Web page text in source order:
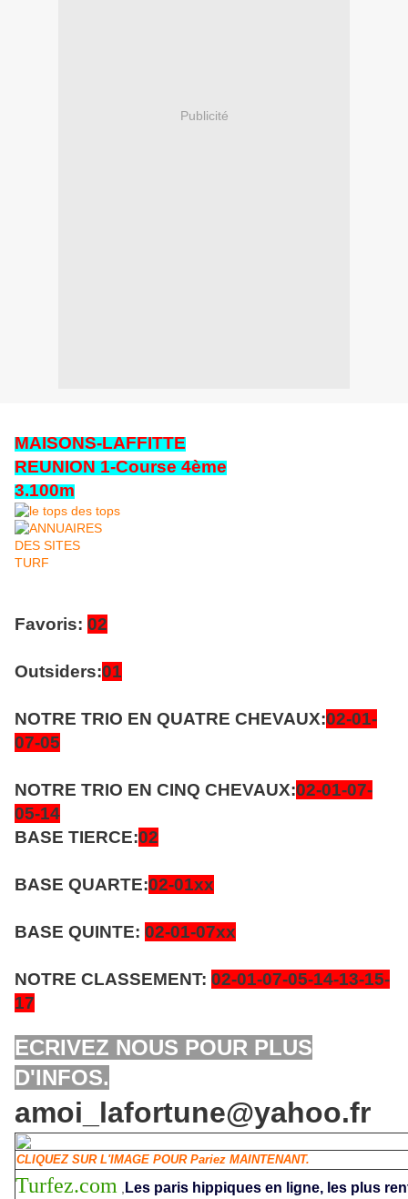
Publicité
MAISONS-LAFFITTE
REUNION 1-Course 4ème
3.100m
Favoris: 02
Outsiders:01
NOTRE TRIO EN QUATRE CHEVAUX:02-01-
07-05
NOTRE TRIO EN CINQ CHEVAUX:02-01-07-
05-14
BASE TIERCE:02
BASE QUARTE:02-01xx
BASE QUINTE: 02-01-07xx
NOTRE CLASSEMENT: 02-01-07-05-14-13-15-
17
ECRIVEZ NOUS POUR PLUS
D'INFOS.
amoi_lafortune@yahoo.fr
CLIQUEZ SUR L'IMAGE POUR Pariez MAINTENANT.
Turfez.com Les paris hippiques en ligne, les plus